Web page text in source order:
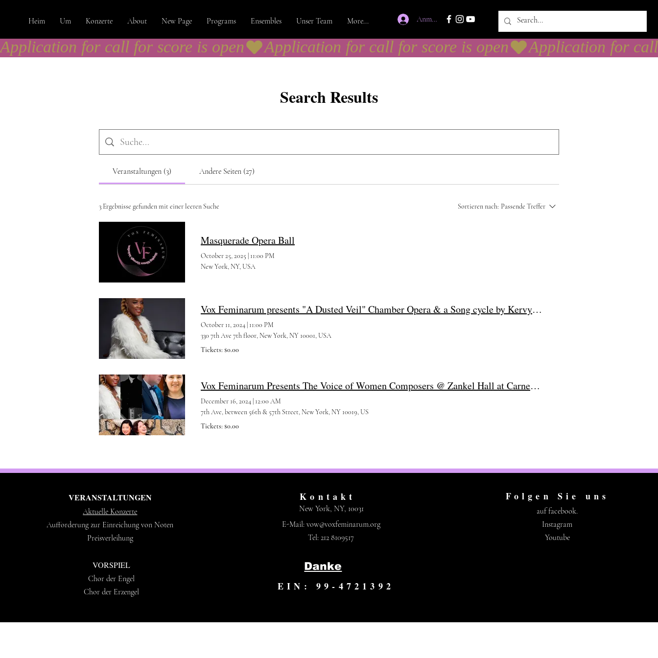
Heim Um Konzerte About New Page Programs Ensembles Unser Team More... Anmelden
Application for call for score is open
Search Results
Veranstaltungen (3) Andere Seiten (27)
3 Ergebnisse gefunden mit einer leeren Suche Sortieren nach: Passende Treffer
Masquerade Opera Ball
October 25, 2025 11:00 PM
New York, NY, USA
Vox Feminarum presents "A Dusted Veil" Chamber Opera & a Song cycle by Kervy Delcy @Opera America
October 11, 2024 11:00 PM
330 7th Ave 7th floor, New York, NY 10001, USA
Tickets: $0.00
Vox Feminarum Presents The Voice of Women Composers @ Zankel Hall at Carnegie Hall
December 16, 2024 12:00 AM
7th Ave, between 56th & 57th Street, New York, NY 10019, US
Tickets: $0.00
VERANSTALTUNGEN
Aktuelle Konzerte
Aufforderung zur Einreichung von Noten
Preisverleihung
VORSPIEL
Chor der Engel
Chor der Erzengel
Kontakt
New York, NY, 10031
E-Mail: vow@voxfeminarum.org
Tel: 212 8109517
Danke
Folgen Sie uns
auf facebook.
Instagram
Youtube
EIN: 99-4721392